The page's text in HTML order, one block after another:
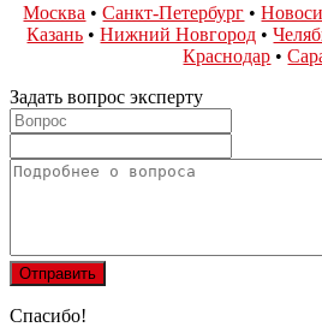
Москва •Санкт-Петербург •
Казань •Нижний Новгород •
Краснодар •
Задать вопрос эксперту
Спасибо!